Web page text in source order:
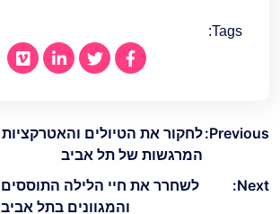
Tags:
ניווט
Previous: לחקור את הטיולים והאטרקציות
המרגשות של תל אביב
Next:
לשחרר את חיי הלילה התוססים
והמגוונים בתל אביב